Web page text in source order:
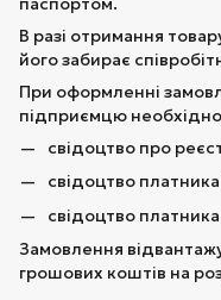
В разі отримання
його забирає
При оформленні
підприємцю
свідоцтво про
свідоцтво
свідоцтво
Замовлення
грошових коштів на